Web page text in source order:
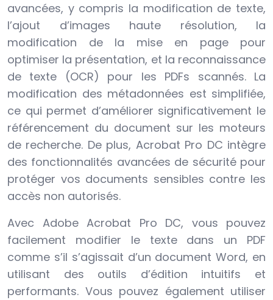
avancées, y compris la modification de texte,
l’ajout d’images haute résolution, la
modification de la mise en page pour
optimiser la présentation, et la reconnaissance
de texte (OCR) pour les PDFs scannés. La
modification des métadonnées est simplifiée,
ce qui permet d’améliorer significativement le
référencement du document sur les moteurs
de recherche. De plus, Acrobat Pro DC intègre
des fonctionnalités avancées de sécurité pour
protéger vos documents sensibles contre les
accès non autorisés.
Avec Adobe Acrobat Pro DC, vous pouvez
facilement modifier le texte dans un PDF
comme s’il s’agissait d’un document Word, en
utilisant des outils d’édition intuitifs et
performants. Vous pouvez également utiliser